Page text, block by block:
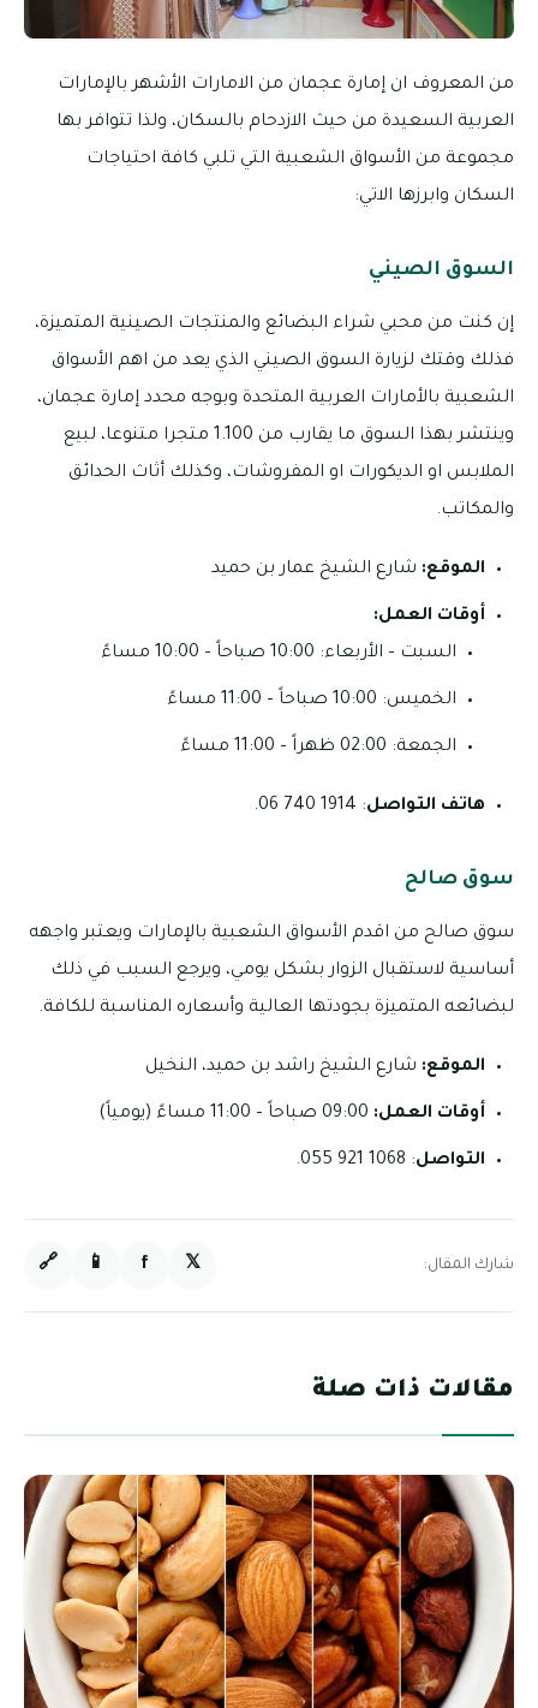
من المعروف ان إمارة عجمان من الامارات الأشهر بالإمارات
العربية السعيدة من حيث الازدحام بالسكان، ولذا تتوافر بها
مجموعة من الأسواق الشعبية التي تلبي كافة احتياجات
السكان وابرزها الاتي:
السوق الصيني
إن كنت من محبي شراء البضائع والمنتجات الصينية المتميزة،
فذلك وقتك لزيارة السوق الصيني الذي يعد من اهم الأسواق
الشعبية بالأمارات العربية المتحدة وبوجه محدد إمارة عجمان،
وينتشر بهذا السوق ما يقارب من 1.100 متجرا متنوعا، لبيع
الملابس او الديكورات او المفروشات، وكذلك أثاث الحدائق
والمكاتب.
الموقع: شارع الشيخ عمار بن حميد
أوقات العمل:
السبت – الأربعاء: 10:00 صباحاً – 10:00 مساءً
الخميس: 10:00 صباحاً – 11:00 مساءً
الجمعة: 02:00 ظهراً – 11:00 مساءً
هاتف التواصل: 1914 740 06.
سوق صالح
سوق صالح من اقدم الأسواق الشعبية بالإمارات ويعتبر واجهه
أساسية لاستقبال الزوار بشكل يومي، ويرجع السبب في ذلك
لبضائعه المتميزة بجودتها العالية وأسعاره المناسبة للكافة.
الموقع: شارع الشيخ راشد بن حميد، النخيل
أوقات العمل: 09:00 صباحاً – 11:00 مساءً (يومياً)
التواصل: 1068 921 055.
شارك المقال: 𝕏
f
📱
🔗
مقالات ذات صلة